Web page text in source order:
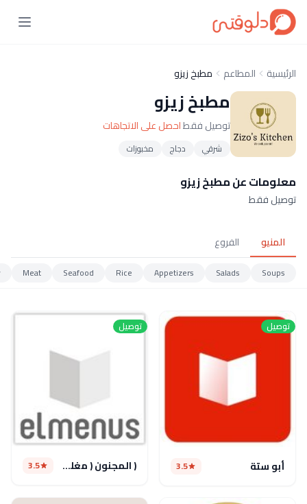
الرئيسية المطاعم مطبخ زيزو
مطبخ زيزو
توصيل فقطاحصل على الاتجاهات
شرقي دجاج مخبوزات
معلومات عن مطبخ زيزو
توصيل فقط
المنيو الفروع
Soups
Salads
Appetizers
Rice
Seafood
Meat
توصيل
أبو ستة 3.5
توصيل
( المجنون ( مغلق مؤقتا 3.5